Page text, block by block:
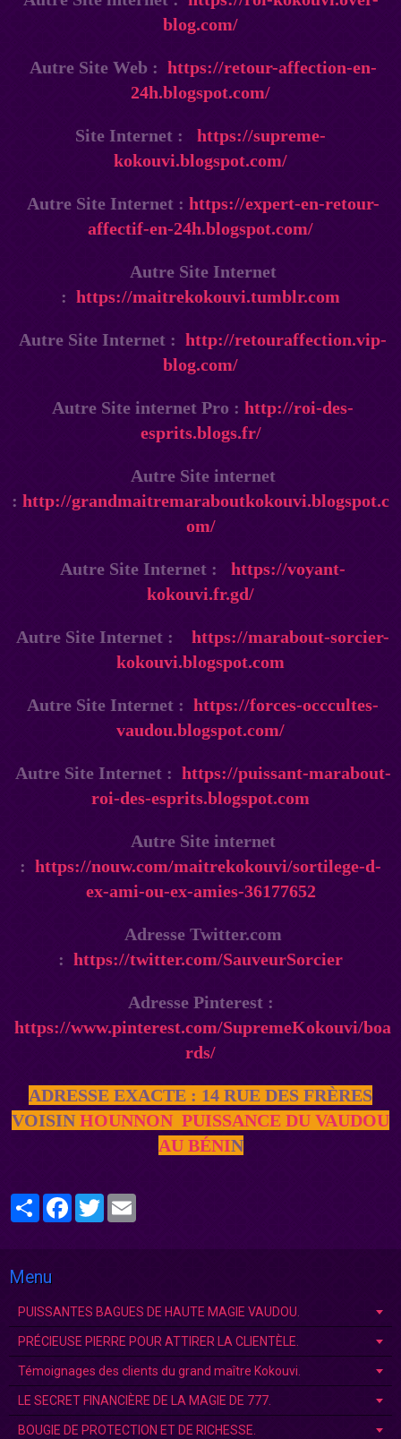
blog.com/
Autre Site Web : https://retour-affection-en-
24h.blogspot.com/
Site Internet : https://supreme-
kokouvi.blogspot.com/
Autre Site Internet : https://expert-en-retour-
affectif-en-24h.blogspot.com/
Autre Site Internet
: https://maitrekokouvi.tumblr.com
Autre Site Internet : http://retouraffection.vip-
blog.com/
Autre Site internet Pro : http://roi-des-
esprits.blogs.fr/
Autre Site internet
: http://grandmaitremaraboutkokouvi.blogspot.c
om/
Autre Site Internet : https://voyant-
kokouvi.fr.gd/
Autre Site Internet :
https://marabout-sorcier-
kokouvi.blogspot.com
Autre Site Internet : https://forces-occcultes-
vaudou.blogspot.com/
Autre Site Internet : https://puissant-marabout-
roi-des-esprits.blogspot.com
Autre Site internet
: https://nouw.com/maitrekokouvi/sortilege-d-
ex-ami-ou-ex-amies-36177652
Adresse Twitter.com
: https://twitter.com/SauveurSorcier
Adresse Pinterest :
https://www.pinterest.com/SupremeKokouvi/boa
rds/
ADRESSE EXACTE : 14 RUE DES FRÈRES
VOISIN HOUNNON PUISSANCE DU VAUDOU
AU BÉNIN
PartagerFacebook
Twitter
Menu
PUISSANTES BAGUES DE HAUTE MAGIE VAUDOU.
PRÉCIEUSE PIERRE POUR ATTIRER LA CLIENTÈLE.
Témoignages des clients du grand maître Kokouvi.
LE SECRET FINANCIÈRE DE LA MAGIE DE 777.
BOUGIE DE PROTECTION ET DE RICHESSE.